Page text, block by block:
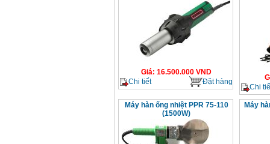
Giá: 16.500.000 VND
Chi tiết
Đặt hàng
Chi
Máy hàn ống nhiệt PPR 75-110
(1500W)
Máy